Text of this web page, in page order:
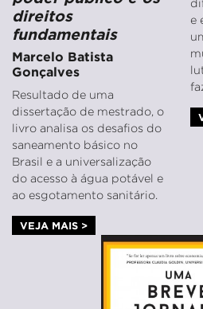
direitos
fundamentais
Marcelo Batista
Gonçalves
Resultado de uma
dissertação de mestrado, o
livro analisa os desafios do
saneamento básico no
Brasil e a universalização
do acesso à água potável e
ao esgotamento sanitário.
VEJA MAIS >
e